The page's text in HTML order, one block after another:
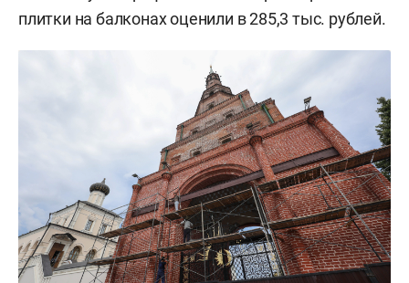
плитки на балконах оценили в 285,3 тыс. рублей.